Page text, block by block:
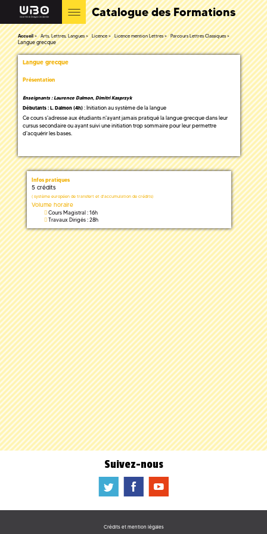
Catalogue des Formations
Accueil Arts, Lettres, Langues Licence Licence mention Lettres Parcours Lettres Classiques
Langue grecque
Langue grecque
Présentation
Enseignants : Laurence Dalmon, Dimitri Kasprzyk
Débutants : L. Dalmon (4h) : Initiation au système de la langue
Ce cours s'adresse aux étudiants n'ayant jamais pratiqué la langue grecque dans leur
cursus secondaire ou ayant suivi une initiation trop sommaire pour leur permettre
d'acquérir les bases.
Infos pratiques
5 crédits
( système européen de transfert et d'accumulation de crédits)
Volume horaire
Cours Magistral : 16h
Travaux Dirigés : 28h
Suivez-nous
a b f
Crédits et mention légales